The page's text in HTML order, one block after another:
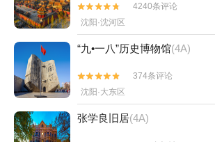


4240条评论
沈阳·沈河区
“九•一八”历史博物馆(4A)


374条评论
沈阳·大东区
张学良旧居(4A)